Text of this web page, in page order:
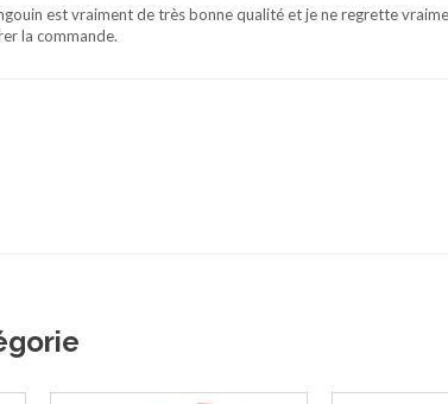
est vraiment de très bonne qualité et je ne regrette
la commande.